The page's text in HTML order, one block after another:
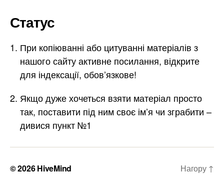
Статус
При копіюванні або цитуванні матеріалів з
нашого сайту активне посилання, відкрите
для індексації, обов’язкове!
Якщо дуже хочеться взяти матеріал просто
так, поставити під ним своє ім’я чи зграбити –
дивися пункт №1
© 2026HiveMind Нагору ↑